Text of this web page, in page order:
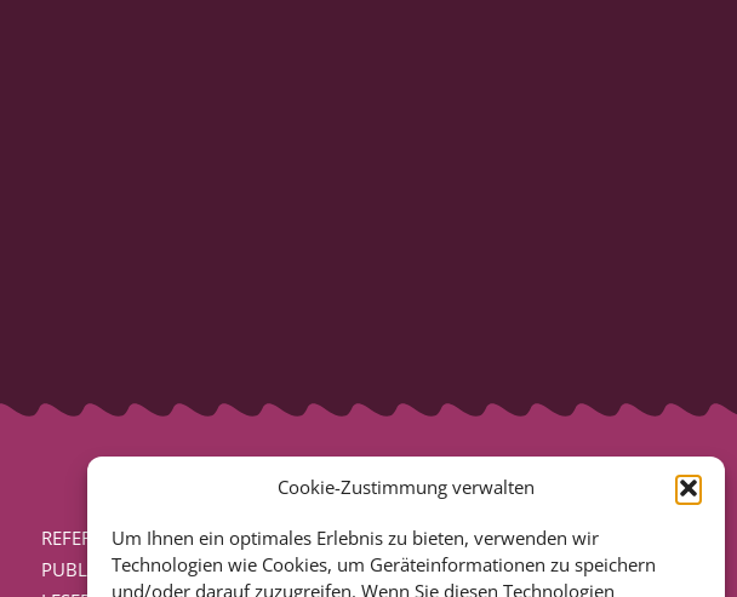
Cookie-Zustimmung verwalten
Um Ihnen ein optimales Erlebnis zu bieten, verwenden wir
Technologien wie Cookies, um Geräteinformationen zu speichern
und/oder darauf zuzugreifen. Wenn Sie diesen Technologien
REFERENZEN
PUBLIKATIONEN